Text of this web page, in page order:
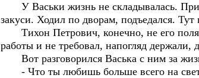
У Васьки жизнь не складывалась. При
закуси. Ходил по дворам, подъедался.
Тихон Петрович, конечно, не его поля
работы и не требовал, напогляд держали,
Вот разговорился Васька с ним за
- Что ты любишь больше всего на